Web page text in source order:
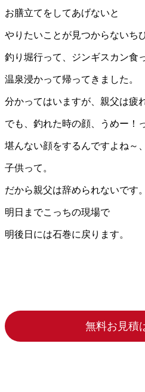
お膳立てをしてあげないと
やりたいことが見つからないちび
釣り堀行って、ジンギスカン食
温泉浸かって帰ってきました。
分かってはいますが、親父は疲
でも、釣れた時の顔、うめー！
堪んない顔をするんですよね～、
子供って。
だから親父は辞められないです。
明日までこっちの現場で
明後日には石巻に戻ります。
無料お見積